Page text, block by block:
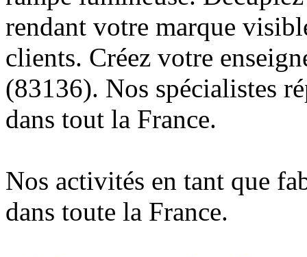
rendant votre marque
clients. Créez votre
(83136). Nos spécialistes
dans tout la France.
Nos activités en tant que
dans toute la France.